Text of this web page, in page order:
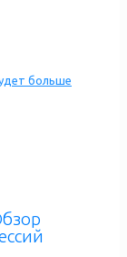
больше